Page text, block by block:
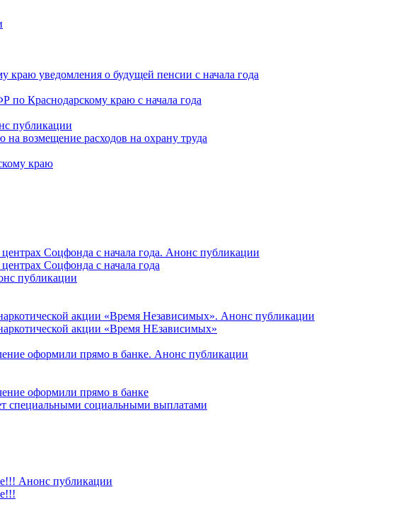
уведомления о будущей пенсии с начала года
по Краснодарскому краю с начала года
публикации
возмещение расходов на охрану труда
краю
Соцфонда с начала года. Анонс публикации
Соцфонда с начала года
публикации
акции «Время Независимых». Анонс публикации
акции «Время НЕзависимых»
оформили прямо в банке. Анонс публикации
оформили прямо в банке
специальными социальными выплатами
Анонс публикации